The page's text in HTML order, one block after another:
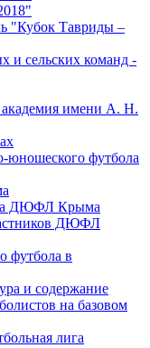
"Кубок Тавриды –
и сельских команд -
имени А. Н.
юношеского футбола
ДЮФЛ Крыма
ДЮФЛ
футбола в
и содержание
на базовом
лига